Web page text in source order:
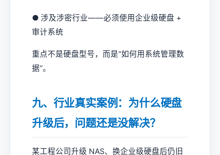
● 涉及涉密行业——必须使用企业级硬盘 +
审计系统
重点不是硬盘型号，而是“如何用系统管理数
据”。
九、行业真实案例：为什么硬盘
升级后，问题还是没解决？
某工程公司升级 NAS、换企业级硬盘后仍旧